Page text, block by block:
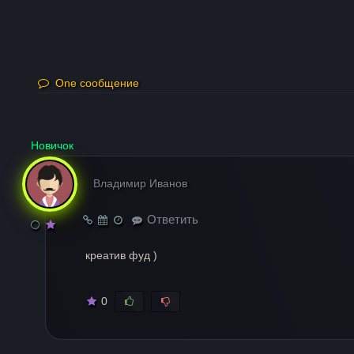
One сообщение
Новичок
Владимир Иванов
Ответить
креатив фуд )
0